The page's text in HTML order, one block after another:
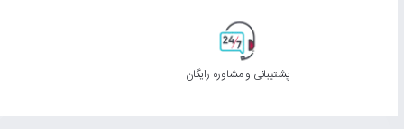
پشتیبانی و مشاوره رایگان